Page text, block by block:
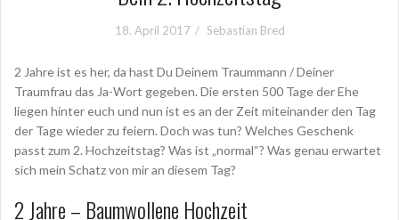
18. April 2017 Sebastian Bred
2 Jahre ist es her, da hast Du Deinem Traummann / Deiner
Traumfrau das Ja-Wort gegeben. Die ersten 500 Tage der Ehe
liegen hinter euch und nun ist es an der Zeit miteinander den Tag
der Tage wieder zu feiern. Doch was tun? Welches Geschenk
passt zum 2. Hochzeitstag? Was ist „normal“? Was genau erwartet
sich mein Schatz von mir an diesem Tag?
2 Jahre – Baumwollene Hochzeit